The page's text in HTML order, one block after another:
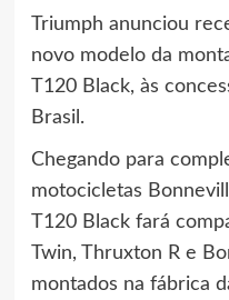
Triumph anunciou
novo modelo da
T120 Black, às
Brasil.
Chegando para
motocicletas
T120 Black fará
Twin, Thruxton R e
montados na fábrica